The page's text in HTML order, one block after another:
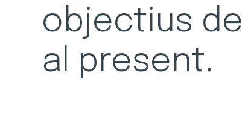
objectius
al present.